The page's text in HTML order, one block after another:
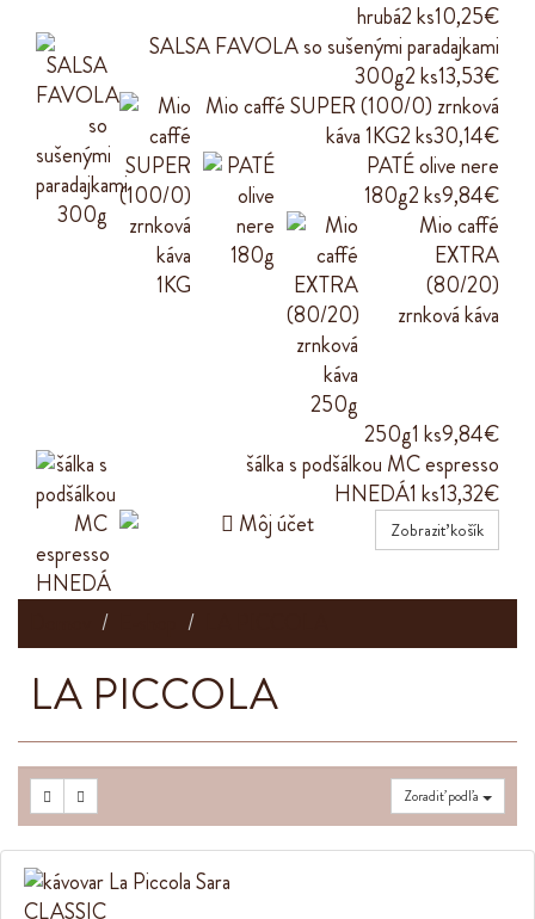
hrubá2 ks10,25€
SALSA FAVOLA so sušenými paradajkami
300g2 ks13,53€
Mio caffé SUPER (100/0) zrnková
káva 1KG2 ks30,14€
PATÉ olive nere
180g2 ks9,84€
Mio caffé
EXTRA
(80/20)
zrnková káva
250g1 ks9,84€
šálka s podšálkou MC espresso
HNEDÁ1 ks13,32€
Zobraziť košík
 Môj účet
LA PICCOLA
Zoradiť podľa